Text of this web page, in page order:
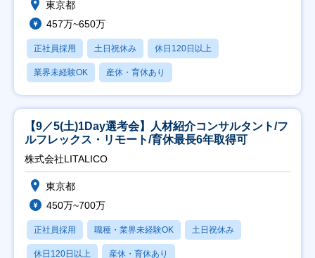
東京都
457万~650万
正社員採用 土日祝休み 休日120日以上
業界未経験OK 産休・育休あり
【9／5(土)1Day選考会】人材紹介コンサルタント/フ
ルフレックス・リモート/育休最長6年取得可
株式会社LITALICO
東京都
450万~700万
正社員採用 職種・業界未経験OK 土日祝休み
休日120日以上 産休・育休あり